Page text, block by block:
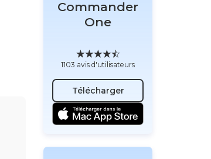
Commander
One
1103 avis d'utilisateurs
Télécharger